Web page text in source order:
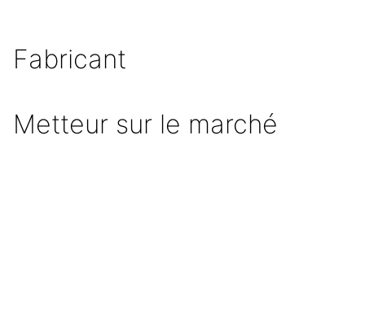
Fabricant
Metteur sur le marché